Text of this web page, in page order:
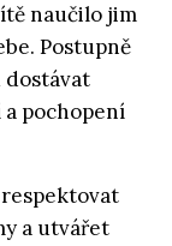
naučilo jim
Postupně
dostávat
pochopení
a utvářet